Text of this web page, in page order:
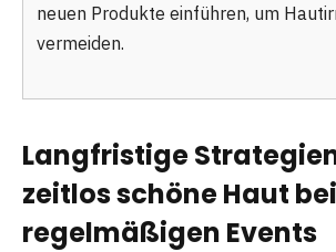
neuen Produkte einführen, um
vermeiden.
Langfristige
zeitlos schöne Haut bei
regelmäßigen Events